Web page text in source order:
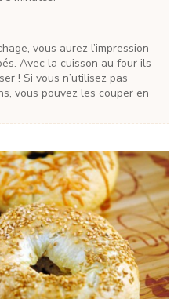
Avec la cuisson au four ils
! Si vous n’utilisez pas
vous pouvez les couper en